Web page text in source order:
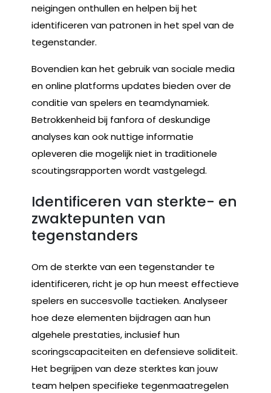
neigingen onthullen en helpen bij het
identificeren van patronen in het spel van de
tegenstander.
Bovendien kan het gebruik van sociale media
en online platforms updates bieden over de
conditie van spelers en teamdynamiek.
Betrokkenheid bij fanfora of deskundige
analyses kan ook nuttige informatie
opleveren die mogelijk niet in traditionele
scoutingsrapporten wordt vastgelegd.
Identificeren van sterkte- en
zwaktepunten van
tegenstanders
Om de sterkte van een tegenstander te
identificeren, richt je op hun meest effectieve
spelers en succesvolle tactieken. Analyseer
hoe deze elementen bijdragen aan hun
algehele prestaties, inclusief hun
scoringscapaciteiten en defensieve soliditeit.
Het begrijpen van deze sterktes kan jouw
team helpen specifieke tegenmaatregelen